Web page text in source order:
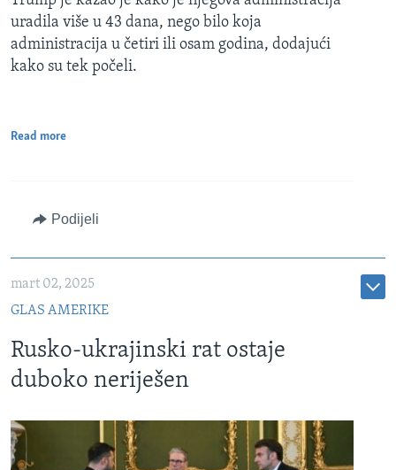
uradila više u 43 dana, nego bilo koja
administracija u četiri ili osam godina, dodajući
kako su tek počeli.
Read more
Podijeli
mart 02, 2025
GLAS AMERIKE
Rusko-ukrajinski rat ostaje
duboko neriješen